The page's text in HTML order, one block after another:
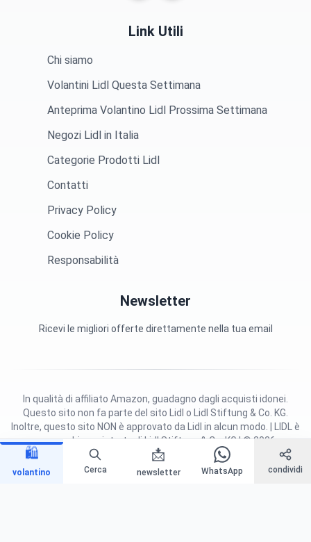
🛍️
volantino Cerca
📩
newsletter WhatsApp condividi
Link Utili
Chi siamo
Volantini Lidl Questa Settimana
Anteprima Volantino Lidl Prossima Settimana
Negozi Lidl in Italia
Categorie Prodotti Lidl
Contatti
Privacy Policy
Cookie Policy
Responsabilità
Newsletter
Ricevi le migliori offerte direttamente nella tua email
Questo sito non fa parte del sito Lidl o Lidl Stiftung & Co. KG.
Inoltre, questo sito NON è approvato da Lidl in alcun modo. | LIDL è
un marchio registrato di Lidl Stiftung & Co. KG | © 2026
VolantinoLidl | All right reserved.
In qualità di affiliato Amazon, guadagno dagli acquisti idonei.